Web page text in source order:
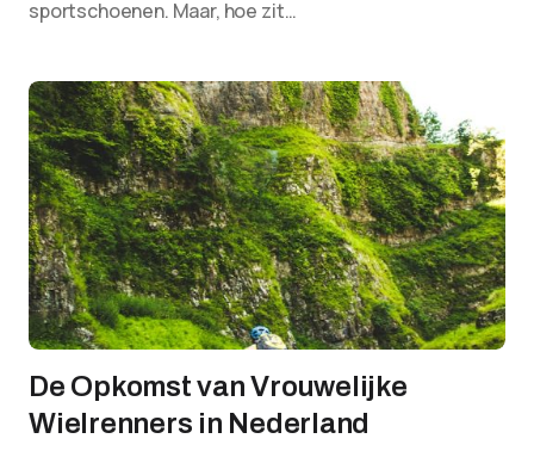
sportschoenen. Maar, hoe zit…
De Opkomst van Vrouwelijke
Wielrenners in Nederland